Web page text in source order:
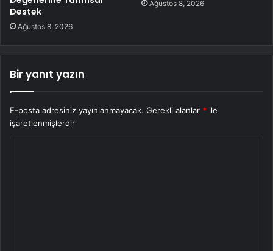
Destek
Ağustos 8, 2026
Ağustos 8, 2026
Bir yanıt yazın
E-posta adresiniz yayınlanmayacak. Gerekli alanlar * ile
işaretlenmişlerdir